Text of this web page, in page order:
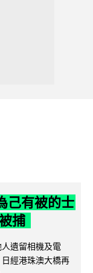
己有被的士
捕
遺留相機及電
經港珠澳大橋再